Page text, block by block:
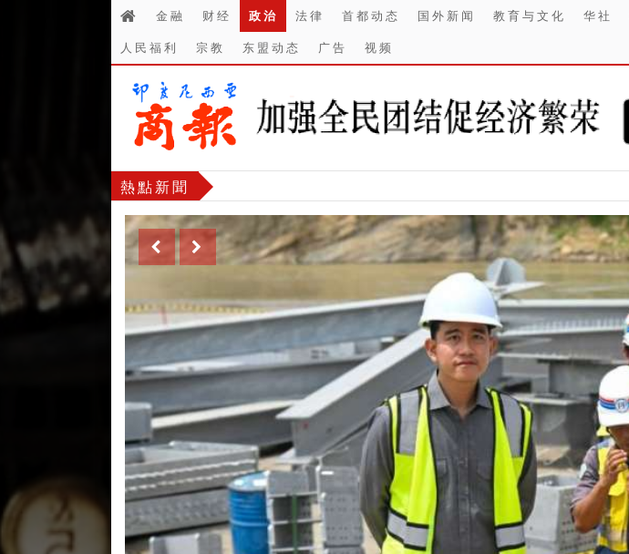
金融 财经 政治 法律 首都动态 国外新闻 教育与文化 华社
人民福利
宗教 东盟动态 广告 视频
熱點新聞